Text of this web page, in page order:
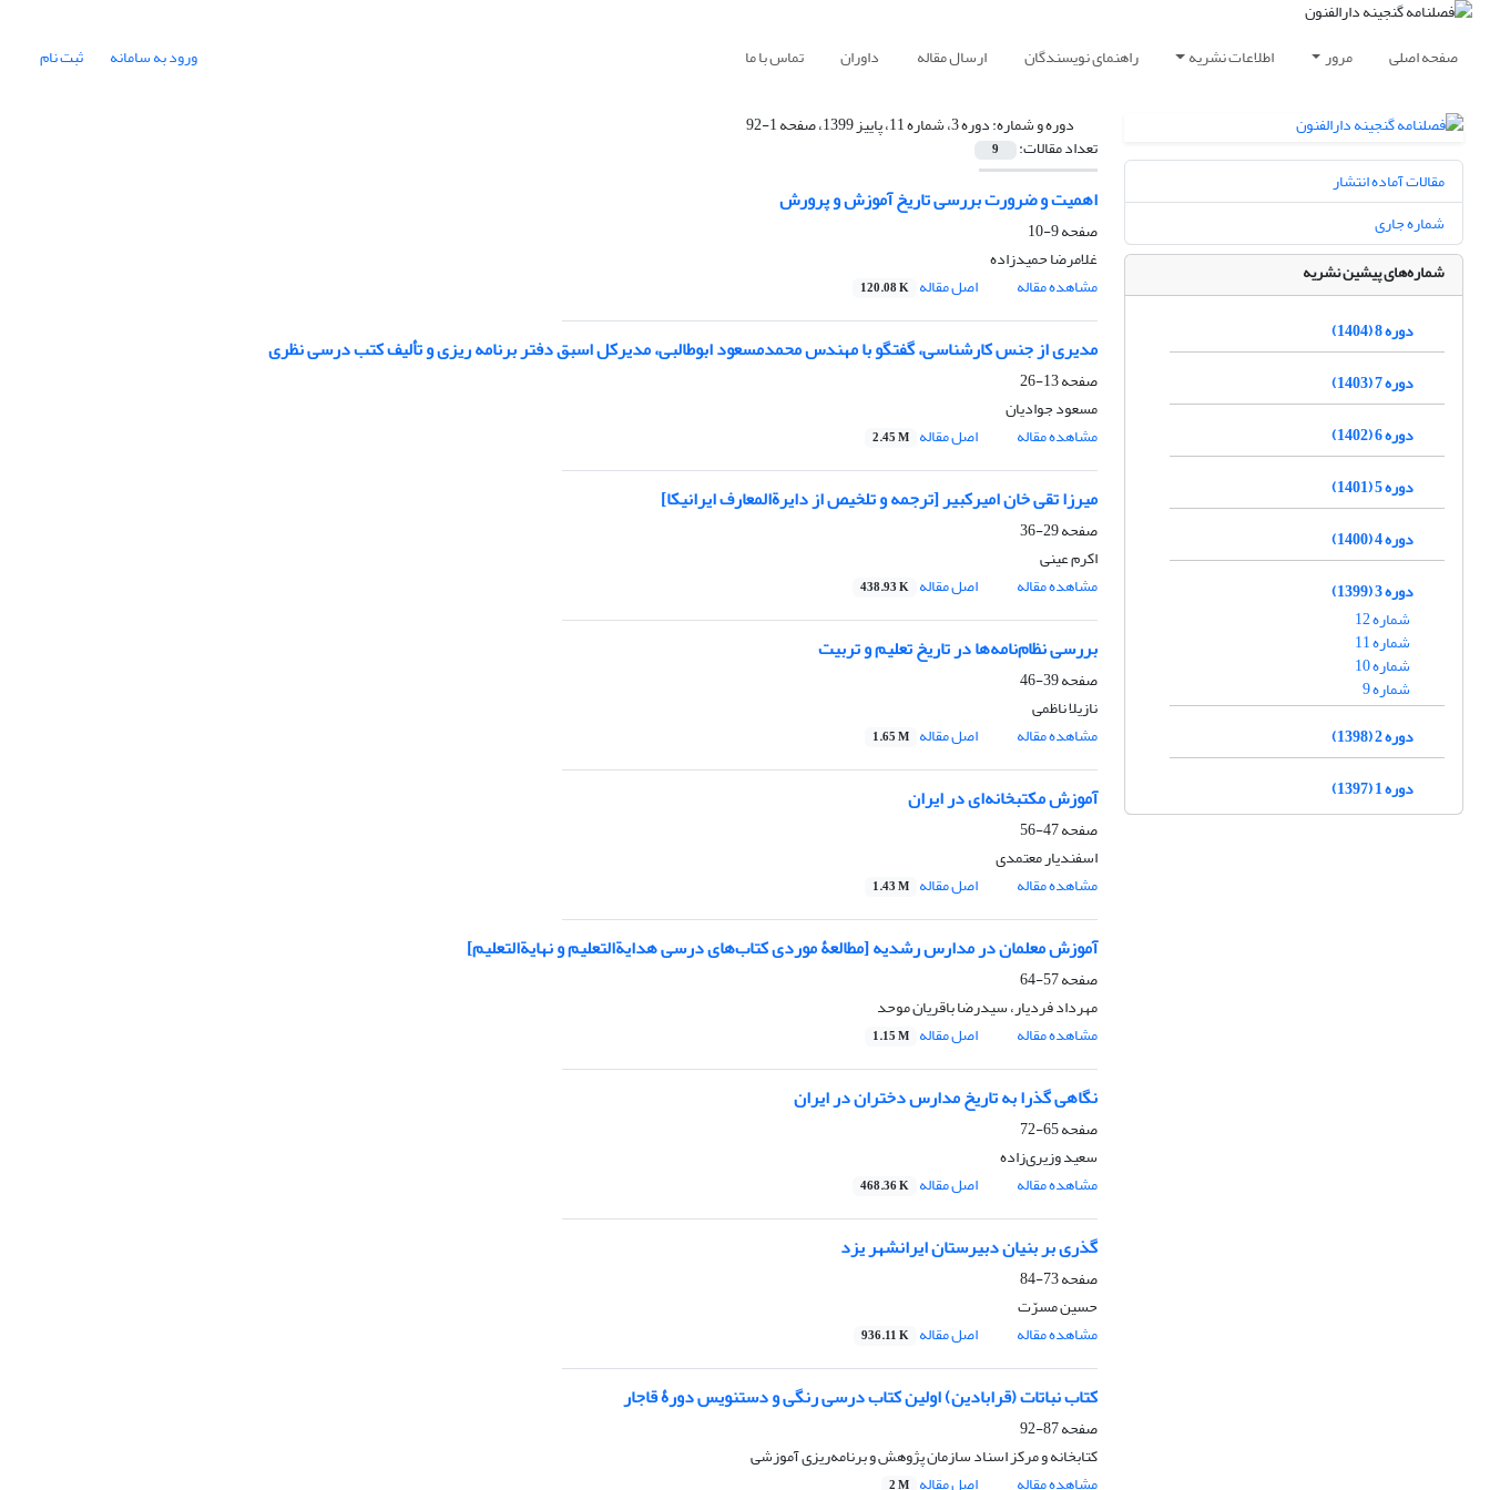
صفحه اصلی مرور اطلاعات نشریه راهنمای نویسندگان ارسال مقاله داوران تماس با ما ورود به سامانه ثبت نام
دوره و شماره:دوره 3، شماره 11، پاییز 1399، صفحه 1-92
تعداد مقالات: 9
اهمیت و ضرورت بررسی تاریخ آموزش و پرورش
صفحه9-10
غلامرضا حمیدزاده
مشاهده مقاله
اصل مقاله 120.08 K
مدیری از جنس کارشناسی، گفتگو با مهندس محمدمسعود ابوطالبی، مدیرکل اسبق دفتر برنامه ریزی و تألیف کتب درسی نظری
صفحه13-26
مسعود جوادیان
مشاهده مقاله
اصل مقاله 2.45 M
میرزا تقی خان امیرکبیر [ترجمه و تلخیص از دایرةالمعارف ایرانیکا]
صفحه29-36
اکرم عینی
مشاهده مقاله
اصل مقاله 438.93 K
بررسی نظام‌نامه‌ها در تاریخ تعلیم و تربیت
صفحه39-46
نازیلا ناظمی
مشاهده مقاله
اصل مقاله 1.65 M
آموزش مکتبخانه‌ای در ایران
صفحه47-56
اسفندیار معتمدی
مشاهده مقاله
اصل مقاله 1.43 M
آموزش معلمان در مدارس رشدیه [مطالعۀ موردی کتاب‌های درسی هدایة‎التعلیم و نهایةالتعلیم]
صفحه57-64
مهرداد فردیار، سیدرضا باقریان موحد
مشاهده مقاله
اصل مقاله 1.15 M
نگاهی گذرا به تاریخ مدارس دختران در ایران
صفحه65-72
سعید وزیری‌زاده
مشاهده مقاله
اصل مقاله 468.36 K
گذری بر بنیان دبیرستان ایرانشهر یزد
صفحه73-84
حسین مسرّت
مشاهده مقاله
اصل مقاله 936.11 K
کتاب نباتات (قرابادین) اولین کتاب درسی رنگی و دستنویس دورۀ قاجار
صفحه87-92
کتابخانه و مرکز اسناد سازمان پژوهش و برنامه‌ریزی آموزشی
مقالات آماده انتشار
شماره جاری
شماره‌های پیشین نشریه
دوره 8 (1404)
دوره 7 (1403)
دوره 6 (1402)
دوره 5 (1401)
دوره 4 (1400)
دوره 3 (1399)
شماره 12
شماره 11
شماره 10
شماره 9
دوره 2 (1398)
دوره 1 (1397)